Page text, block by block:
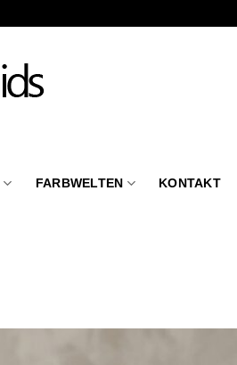
FARBWELTEN KONTAKT